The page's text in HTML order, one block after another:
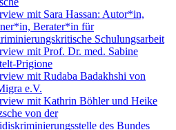
mit Sara Hassan: Autor*in,
Berater*in für
Schulungsarbeit
mit Prof. Dr. med. Sabine
Prigione
mit Rudaba Badakhshi von
e.V.
mit Kathrin Böhler und Heike
von der
des Bundes